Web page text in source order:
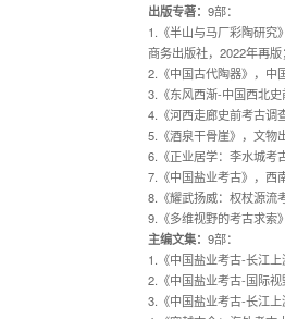
出版专著： 9部：
1.《半山与马厂彩陶研究
商务出版社，2022年再版
2.《中国古代陶器》，中
3.《东风西渐-中国西北
4.《河西走廊史前考古调
5.《酒泉干骨崖》，文物
6.《正业居学：李水城考
7.《中国盐业考古》，西
8.《耀武扬威：权杖源流
9.《多维视野的考古求索
主编文集： 9部：
1.《中国盐业考古-长江
2.《中国盐业考古-国际
3.《中国盐业考古-长江